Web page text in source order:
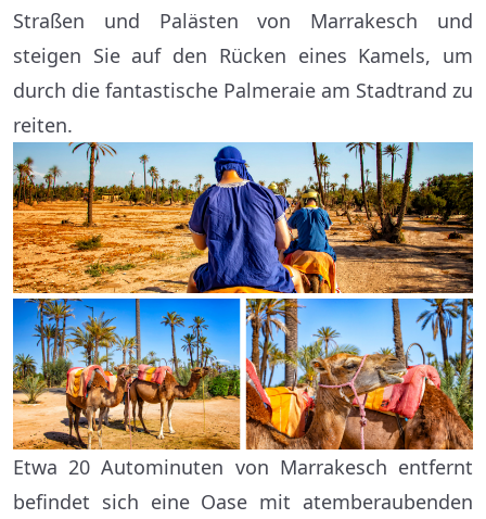
Straßen und Palästen von Marrakesch und
steigen Sie auf den Rücken eines Kamels, um
durch die fantastische Palmeraie am Stadtrand zu
reiten.
Etwa 20 Autominuten von Marrakesch entfernt
befindet sich eine Oase mit atemberaubenden